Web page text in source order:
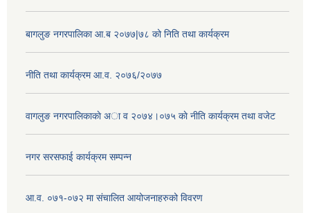
बागलुङ नगरपालिका आ.ब २०७७|७८ को निति तथा कार्यक्रम
नीति तथा कार्यक्रम आ.व. २०७६/२०७७
वागलुङ नगरपालिकाकाे अा‍ व २०७४।०७५ काे नीति कार्यक्रम तथा वजेट
नगर सरसफाई कार्यक्रम सम्पन्न
आ.व. ०७१-०७२ मा संचालित आयोजनाहरुको विवरण